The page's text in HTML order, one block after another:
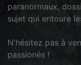
paranormaux,
sujet qui entoure
N'hésitez pas à
passionés !